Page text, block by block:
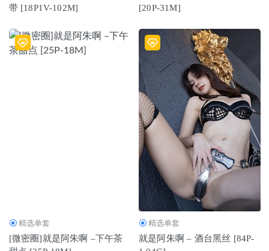
带 [18P1V-102M]
[20P-31M]
精选单套
[微密圈]就是阿朱啊 –下午茶
精选单套
就是阿朱啊 – 酒台黑丝 [84P-